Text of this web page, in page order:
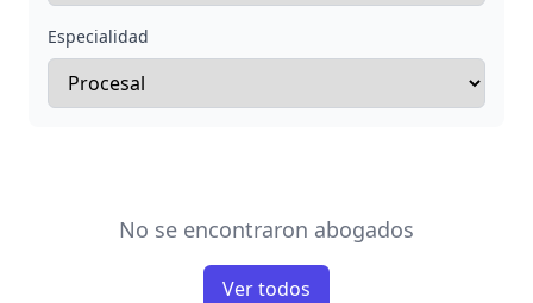
Especialidad
No se encontraron abogados
Ver todos